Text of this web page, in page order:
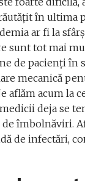
în ultima
ar fi la
sunt tot mai
de pacienți în
mecanică
aflăm acum la
deja se
de îmbolnăviri.
de infectări,